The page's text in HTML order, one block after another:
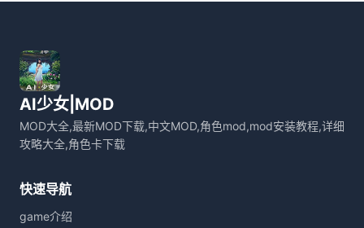
AI少女|MOD
MOD大全,最新MOD下载,中文MOD,角色mod,mod安装教程,详细
攻略大全,角色卡下载
快速导航
game介绍